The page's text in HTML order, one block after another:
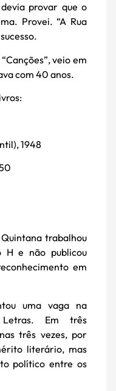
provar que o
Provei. “A Rua
veio em
com 40 anos.
1948
trabalhou
H e não publicou
em
uma vaga na
Em três
três vezes, por
literário, mas
político entre os